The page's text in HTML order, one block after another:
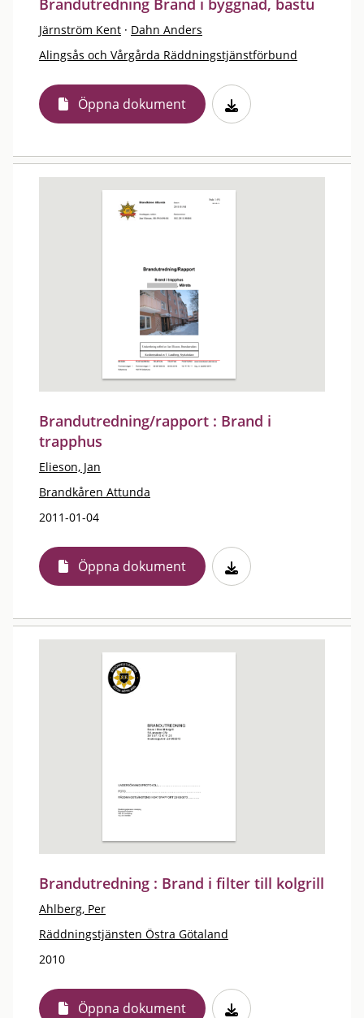
Brandutredning Brand i byggnad, bastu
Järnström Kent · Dahn Anders
Alingsås och Vårgårda Räddningstjänstförbund
Öppna dokument
Brandutredning/rapport : Brand i
trapphus
Elieson, Jan
Brandkåren Attunda
2011-01-04
Öppna dokument
Brandutredning : Brand i filter till kolgrill
Ahlberg, Per
Räddningstjänsten Östra Götaland
2010
Öppna dokument